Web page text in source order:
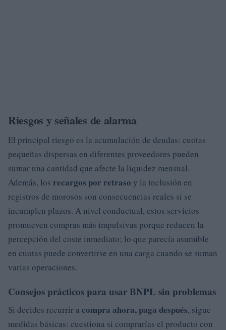
Riesgos y señales de alarma
El principal riesgo es la acumulación de deudas: cuotas
pequeñas dispersas en diferentes proveedores pueden
sumar una cantidad que afecte la liquidez mensual.
Además, los recargos por retraso y la inclusión en
registros de morosos son consecuencias reales si se
incumplen plazos. A nivel conductual, estos servicios
promueven compras más impulsivas porque reducen la
percepción del coste inmediato; lo que parecía asumible
en cuotas puede convertirse en una carga cuando se suman
varias operaciones.
Consejos prácticos para usar BNPL sin problemas
Si decides recurrir a compra ahora, paga después, sigue
medidas básicas: cuestiona si comprarías el producto con